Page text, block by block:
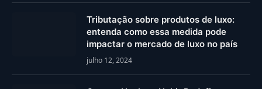
Tributação sobre produtos de luxo:
entenda como essa medida pode
impactar o mercado de luxo no país
julho 12, 2024